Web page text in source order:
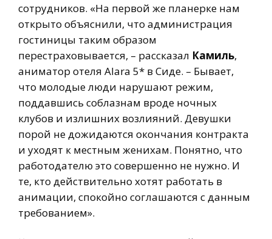
сотрудников. «На первой же планерке нам
открыто объяснили, что администрация
гостиницы таким образом
перестраховывается, – рассказал Камиль,
аниматор отеля Alara 5* в Сиде. – Бывает,
что молодые люди нарушают режим,
поддавшись соблазнам вроде ночных
клубов и излишних возлияний. Девушки
порой не дожидаются окончания контракта
и уходят к местным женихам. Понятно, что
работодателю это совершенно не нужно. И
те, кто действительно хотят работать в
анимации, спокойно соглашаются с данным
требованием».